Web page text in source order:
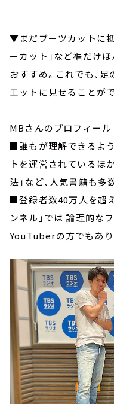
▼まだブーツカットに抵
ーカット」など裾だけ
おすすめ。これでも、
エットに見せることが
MBさんのプロフィール
■誰もが理解できるよ
トを運営されているほ
法」など、人気書籍も多数
■登録者数40万人を超
ンネル」では 論理的な
YouTuberの方でもあり